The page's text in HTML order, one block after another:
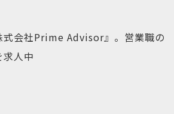
式会社Prime Advisor』。営業職の
人中